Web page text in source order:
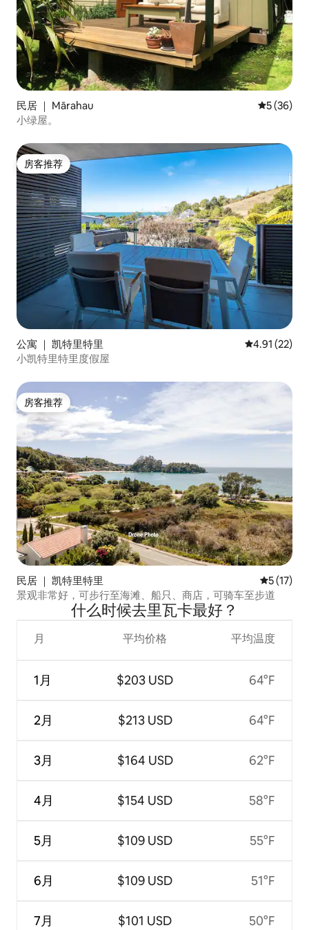
民居 ｜ Mārahau 平均评分
5 (36)
小绿屋。
房客推荐
房客推荐
公寓 ｜ 凯特里特里 平均评分
4.91 (22)
小凯特里特里度假屋
房客推荐
房客推荐
民居 ｜ 凯特里特里 平均评分
5 (17)
景观非常好，可步行至海滩、船只、商店，可骑车至步道
什么时候去里瓦卡最好？
月
1月
2月
3月
4月
5月
6月
7月
平均价格
$203 USD
$213 USD
$164 USD
$154 USD
$109 USD
$109 USD
$101 USD
平均温度
64°F
64°F
62°F
58°F
55°F
51°F
50°F